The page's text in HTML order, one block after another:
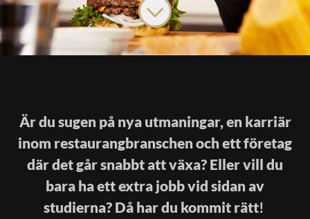
Är du sugen på nya utmaningar, en karriär
inom restaurangbranschen och ett företag
där det går snabbt att växa? Eller vill du
bara ha ett extra jobb vid sidan av
studierna? Då har du kommit rätt!